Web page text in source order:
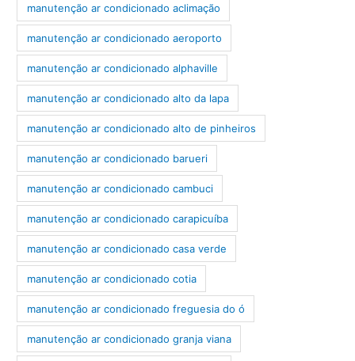
manutenção ar condicionado aclimação
manutenção ar condicionado aeroporto
manutenção ar condicionado alphaville
manutenção ar condicionado alto da lapa
manutenção ar condicionado alto de pinheiros
manutenção ar condicionado barueri
manutenção ar condicionado cambuci
manutenção ar condicionado carapicuíba
manutenção ar condicionado casa verde
manutenção ar condicionado cotia
manutenção ar condicionado freguesia do ó
manutenção ar condicionado granja viana